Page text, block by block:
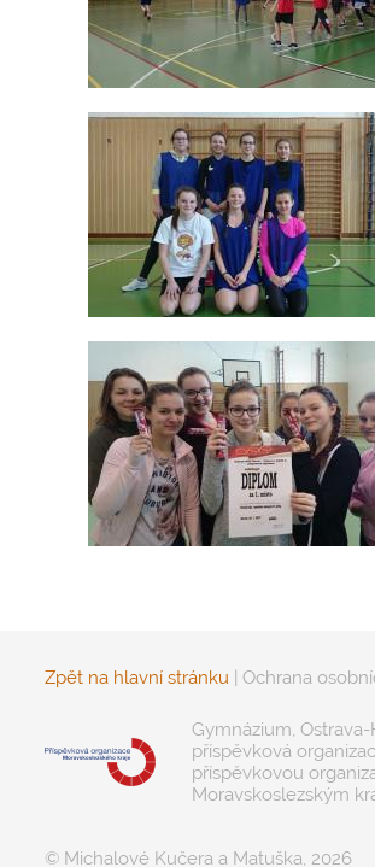
Zpět na hlavní stránku | Ochrana
Gymnázium, Ostrava-
příspěvková
příspěvkovou
Moravskoslezským
© Michalové Kučera a Matuška, 2026